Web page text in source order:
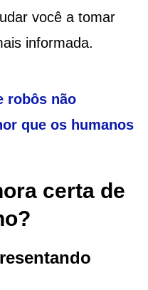
você a tomar
informada.
robôs não
que os humanos
certa de